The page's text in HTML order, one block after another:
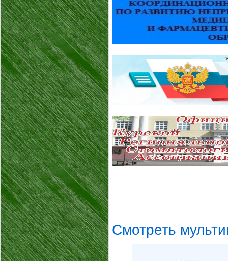
Смотреть